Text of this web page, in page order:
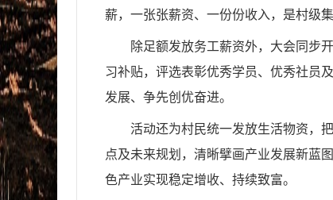
薪，一张张薪资、一份份收入，是村级
除足额发放务工薪资外，大会同步
习补贴，评选表彰优秀学员、优秀社员
发展、争先创优奋进。
活动还为村民统一发放生活物资，
点及未来规划，清晰擘画产业发展新蓝
色产业实现稳定增收、持续致富。